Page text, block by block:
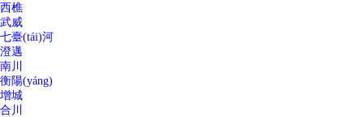
西樵
武威
七臺(tái)河
澄邁
南川
衡陽(yáng)
增城
合川